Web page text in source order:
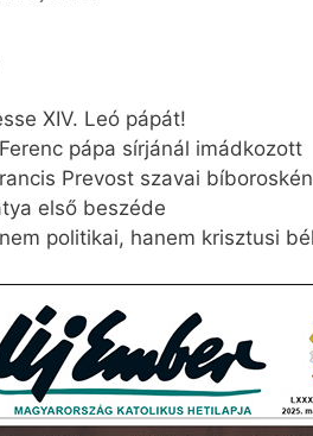
XIV. Leó pápát!
pápa sírjánál imádkozott
Prevost szavai
első beszéde
politikai, hanem krisztusi